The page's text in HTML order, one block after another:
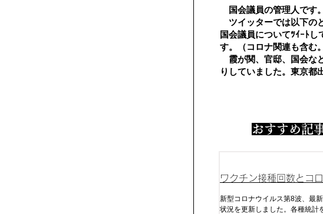
国会議員の管理人です
ツイッターでは以下の
国会議員についてﾂｲｰﾄし
す。（コロナ関連も含む
霞が関、官邸、国会な
りしていました。東京都
おすすめ記
ワクチン接種回数とコ
及びコロナ死
新型コロナウイルス第8波、最
状況を更新しました。各種統計